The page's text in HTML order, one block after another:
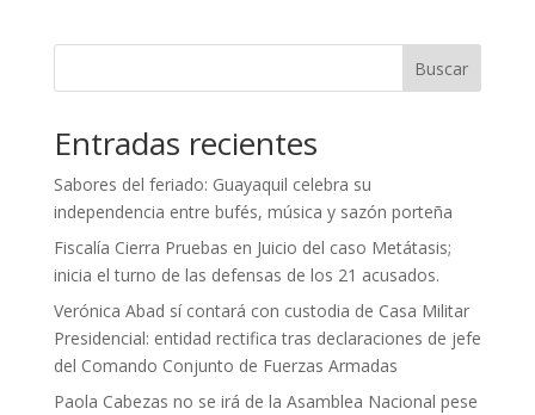
Buscar
Entradas recientes
Sabores del feriado: Guayaquil celebra su
independencia entre bufés, música y sazón porteña
Fiscalía Cierra Pruebas en Juicio del caso Metátasis;
inicia el turno de las defensas de los 21 acusados.
Verónica Abad sí contará con custodia de Casa Militar
Presidencial: entidad rectifica tras declaraciones de jefe
del Comando Conjunto de Fuerzas Armadas
Paola Cabezas no se irá de la Asamblea Nacional pese